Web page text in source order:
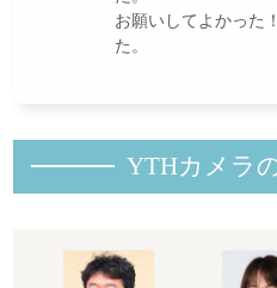
お願いしてよかった
た。
YTHカメラ